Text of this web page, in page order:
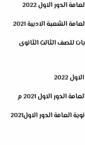
الدور الاول 2022
الشعبة الادبية 2021
للصف الثالث الثانوى
2022
الدور الاول 2021 م
امتحان اللغة الالمانية + نموذج الاجابة للثانوية العامة الدور الاول2021